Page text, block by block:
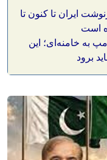
ایران تا کنون تا
است
به خامنه‌ای؛ این
برود